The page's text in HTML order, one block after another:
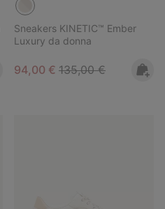
Sneakers KINETIC™ Ember
Luxury da donna
Sale price:
94,00 € Regular price:
135,00 €